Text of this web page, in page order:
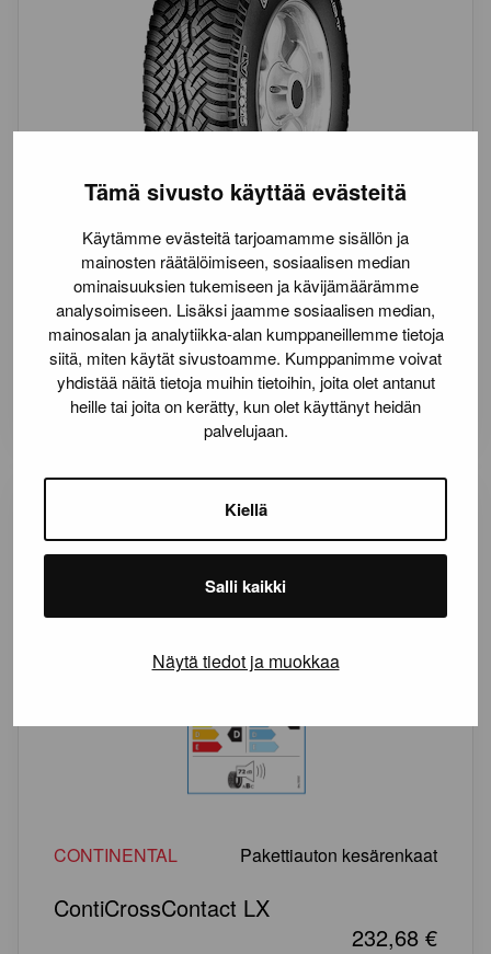
Tämä sivusto käyttää evästeitä
Käytämme evästeitä tarjoamamme sisällön ja
mainosten räätälöimiseen, sosiaalisen median
ominaisuuksien tukemiseen ja kävijämäärämme
analysoimiseen. Lisäksi jaamme sosiaalisen median,
mainosalan ja analytiikka-alan kumppaneillemme tietoja
siitä, miten käytät sivustoamme. Kumppanimme voivat
yhdistää näitä tietoja muihin tietoihin, joita olet antanut
heille tai joita on kerätty, kun olet käyttänyt heidän
palvelujaan.
Kiellä
Salli kaikki
Näytä tiedot ja muokkaa
CONTINENTAL Pakettiauton renkaat
ContiCrossContact AT
311,87€
CONTINENTAL Pakettiauton kesärenkaat
ContiCrossContact LX
232,68 €